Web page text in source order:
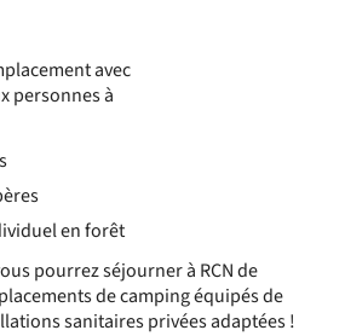
avec
personnes à
en forêt
pourrez séjourner à RCN de
de camping équipés de
sanitaires privées adaptées !